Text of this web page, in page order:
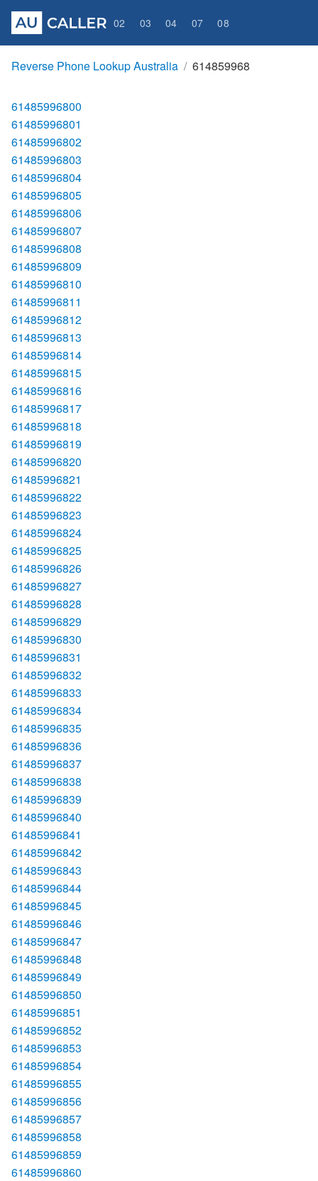
02 03 04 07 08
Reverse Phone Lookup Australia 614859968
61485996800
61485996801
61485996802
61485996803
61485996804
61485996805
61485996806
61485996807
61485996808
61485996809
61485996810
61485996811
61485996812
61485996813
61485996814
61485996815
61485996816
61485996817
61485996818
61485996819
61485996820
61485996821
61485996822
61485996823
61485996824
61485996825
61485996826
61485996827
61485996828
61485996829
61485996830
61485996831
61485996832
61485996833
61485996834
61485996835
61485996836
61485996837
61485996838
61485996839
61485996840
61485996841
61485996842
61485996843
61485996844
61485996845
61485996846
61485996847
61485996848
61485996849
61485996850
61485996851
61485996852
61485996853
61485996854
61485996855
61485996856
61485996857
61485996858
61485996859
61485996860